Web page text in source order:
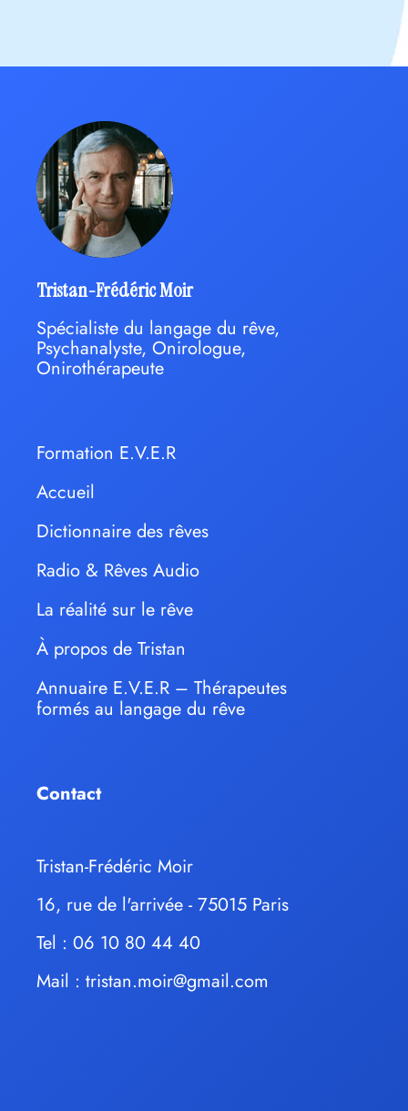
Tristan-Frédéric Moir
Spécialiste du langage du rêve,
Psychanalyste, Onirologue,
Onirothérapeute
Formation E.V.E.R
Accueil
Dictionnaire des rêves
Radio & Rêves Audio
La réalité sur le rêve
À propos de Tristan
Annuaire E.V.E.R – Thérapeutes
formés au langage du rêve
Contact
Tristan-Frédéric Moir
16, rue de l'arrivée - 75015 Paris
Tel : 06 10 80 44 40
Mail : tristan.moir@gmail.com